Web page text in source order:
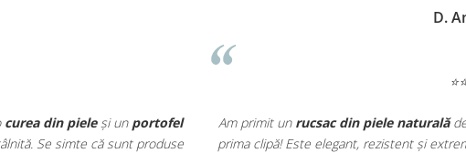
curea din pieleși un portofel
Se simte că sunt produse
D.
Am primit un rucsac din piele naturală
prima clipă! Este elegant, rezistent și